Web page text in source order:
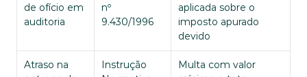
de ofício em
auditoria
nº
9.430/1996
aplicada sobre o
imposto apurado
devido
Atraso na
Instrução
Multa com valor